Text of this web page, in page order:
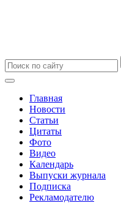
Главная
Новости
Статьи
Цитаты
Фото
Видео
Календарь
Выпуски журнала
Подписка
Рекламодателю